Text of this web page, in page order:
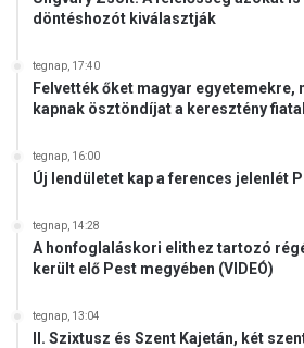
döntéshozót kiválasztják
tegnap, 17:40
Felvették őket magyar egyetemekre,
kapnak ösztöndíjat a keresztény
tegnap, 16:00
Új lendületet kap a ferences jelenlét
tegnap, 14:28
A honfoglaláskori elithez tartozó
került elő Pest megyében (VIDEÓ)
tegnap, 13:04
II. Szixtusz és Szent Kajetán, két